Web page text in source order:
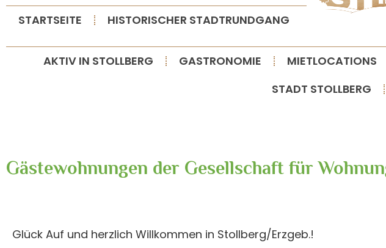
STARTSEITE HISTORISCHER STADTRUNDGANG
AKTIV IN STOLLBERG GASTRONOMIE MIETLOCATIONS
STADT STOLLBERG
Gästewohnungen der Gesellschaft für
Glück Auf und herzlich Willkommen in Stollberg/Erzgeb.!